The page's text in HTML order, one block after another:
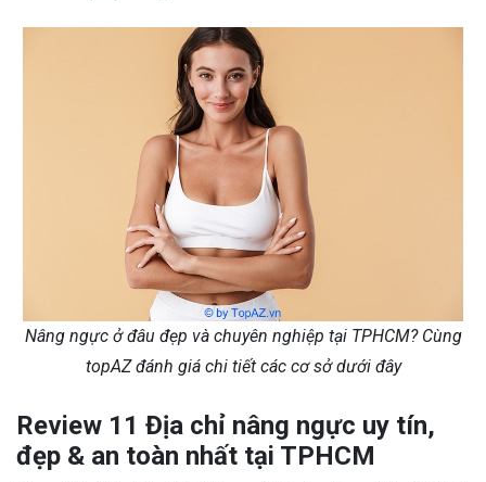
Nâng ngực ở đâu đẹp và chuyên nghiệp tại TPHCM? Cùng
topAZ đánh giá chi tiết các cơ sở dưới đây
Review 11 Địa chỉ nâng ngực uy tín,
đẹp & an toàn nhất tại TPHCM